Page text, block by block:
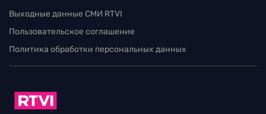
Выходные данные СМИ RTVI
Пользовательское соглашение
Политика обработки персональных данных